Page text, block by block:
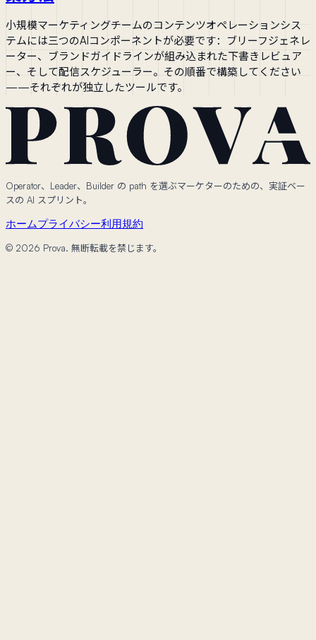
小規模マーケティングチームのコンテンツオペレーションシス
テムには三つのAIコンポーネントが必要です：ブリーフジェネレ
ーター、ブランドガイドラインが組み込まれた下書きレビュア
ー、そして配信スケジューラー。その順番で構築してください
——それぞれが独立したツールです。
Operator、Leader、Builder の path を選ぶマーケターのための、実証ベー
スの AI スプリント。
ホームプライバシー利用規約
© 2026 Prova. 無断転載を禁じます。